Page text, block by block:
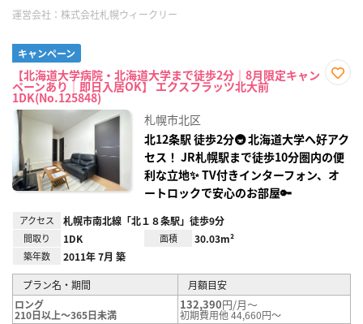
運営会社： 株式会社札幌ウィークリー
キャンペーン
【北海道大学病院・北海道大学まで徒歩2分｜8月限定キャン
ペーンあり｜即日入居OK】 エクスフラッツ北大前
1DK(No.125848)
札幌市北区
北12条駅 徒歩2分🚇 北海道大学へ好アク
セス！ JR札幌駅まで徒歩10分圏内の便
利な立地✨ TV付きインターフォン、オ
ートロックで安心のお部屋🔑
アクセス 札幌市南北線「北１８条駅」徒歩9分
間取り 1DK 面積 30.03m²
築年数 2011年 7月 築
プラン名・期間
月額目安
ロング
210日以上～365日未満
132,390円/月～
初期費用他 44,660円～